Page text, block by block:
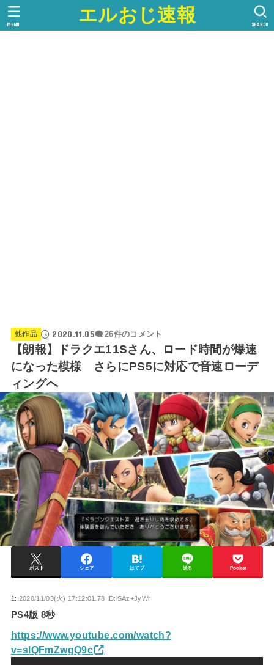
エルおじ速報 SEARCH
MENU
他作品 2020.11.05 26件のコメント
【朗報】ドラクエ11Sさん、ロード時間が爆速
になった模様 さらにPS5に対応で音速ローデ
ィングへ
ポスト シェア はてブ 送る Pocket
1: 2020/11/03(火) 17:12:01.78 ID:iSAz+JyWr
PS4版 8秒
https://www.youtube.com/watch?
v=slQFmZwgQ9c